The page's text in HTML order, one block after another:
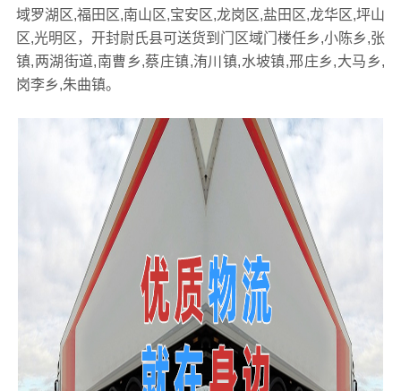
域罗湖区,福田区,南山区,宝安区,龙岗区,盐田区,龙华区,坪山
区,光明区，开封尉氏县可送货到门区域门楼任乡,小陈乡,张
镇,两湖街道,南曹乡,蔡庄镇,洧川镇,水坡镇,邢庄乡,大马乡,
岗李乡,朱曲镇。